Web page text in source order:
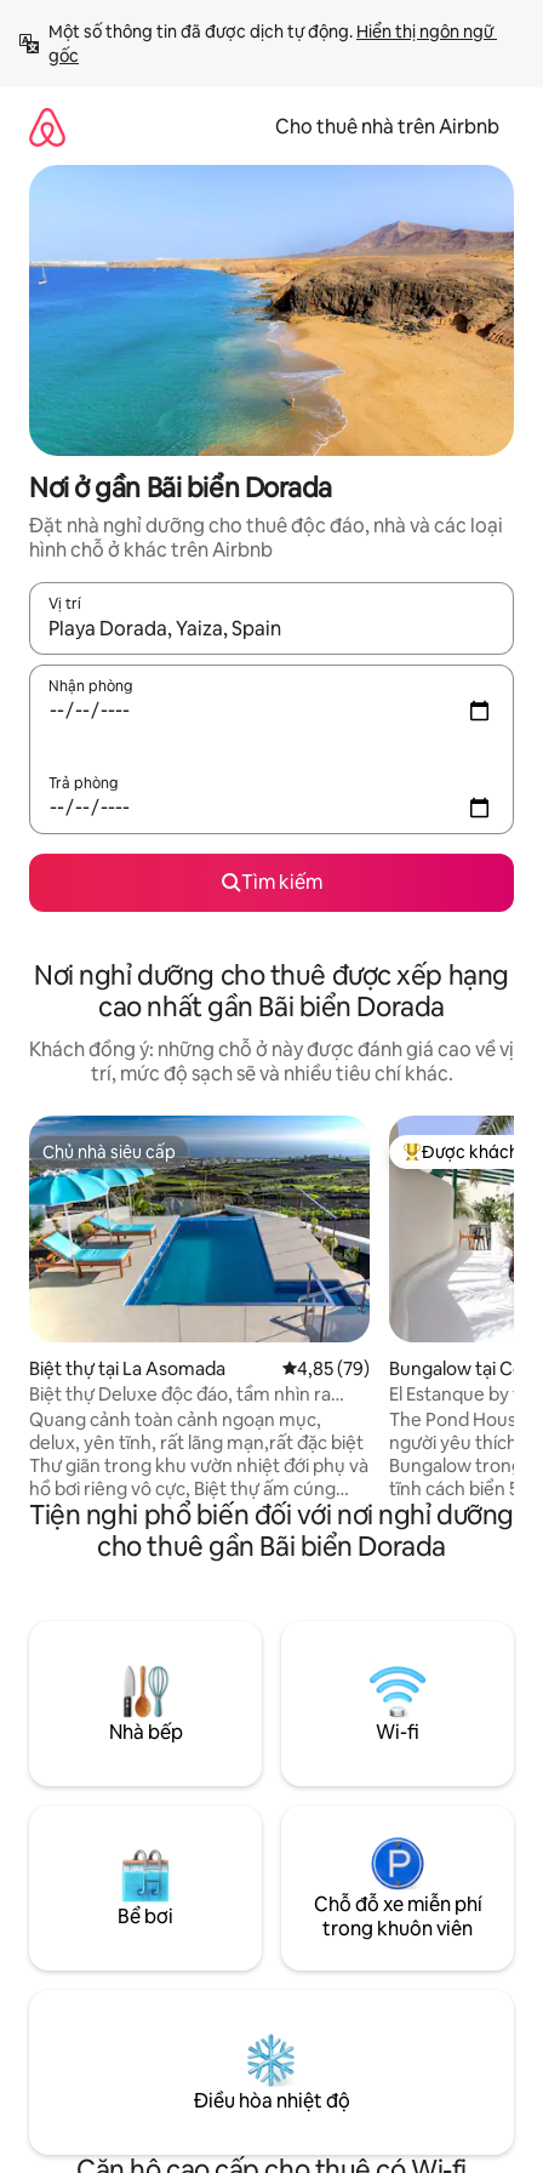
đến
Một số thông tin đã được dịch tự động. Hiển thị ngôn ngữ
gốc
Cho thuê nhà trên Airbnb
Nơi ở gần Bãi biển Dorada
Đặt nhà nghỉ dưỡng cho thuê độc đáo, nhà và các loại
hình chỗ ở khác trên Airbnb
Vị trí
Khi có kết quả, hãy điều hướng bằng phím mũi tên lên và
Nhận phòng
Trả phòng
Tìm kiếm
Nơi nghỉ dưỡng cho thuê được xếp hạng
cao nhất gần Bãi biển Dorada
Khách đồng ý: những chỗ ở này được đánh giá cao về vị
trí, mức độ sạch sẽ và nhiều tiêu chí khác.
Chủ nhà siêu cấp
Chủ nhà siêu cấp
Biệt thự tại La Asomada Xếp hạng trung bình 4,85/5, 79
4,85 (79)
Biệt thự Deluxe độc đáo, tầm nhìn ra
biển, hồ bơi nước nóng riêng
Quang cảnh toàn cảnh ngoạn mục,
delux, yên tĩnh, rất lãng mạn,rất đặc biệt
Thư giãn trong khu vườn nhiệt đới phụ và
hồ bơi riêng vô cực, Biệt thự ấm cúng
được tân trang lại hoàn toàn theo tiêu
chuẩn cao vào mùa thu năm 2018, vị trí
đắc địa trên sườn núi lửa Gaida, La
cách Canaries truyền thống này với
những bức tường đá nham thạch nguyên
bản và được trao giấy phép đặc biệt được
chứng nhận của Hội đồng du lịch CR-35-
mộc mạc truyền thống và được phép
thuê hàng ngày. Nội thất được thiết kế
bởi một nhà thiết kế nội thất nổi tiếng
(địa phương) để tăng cường không khí
cano và ngoại thất bởi một kiến trúc sư
trên 375 m2 4036 m2 sân vườn và khu
một bể bơi vô cực riêng rộng 3,00 x 5,50,
ấm vào mùa đông/mùa thu/đầu mùa
xuân với một sân thượng có mái che và
bàn cà phê và khu vườn LED có mái che,
Được khách yêu
Được khách
Bungalow tại
El Estanque by
cách, chỉ dành
The Pond House
người yêu thích
Bungalow trong
tĩnh cách biển 5
nóng riêng và
của tôi, khu vườn
khu phức hợp và
được bao quanh
mỗi phòng. Chỉ
Tiện nghi phổ biến đối với nơi nghỉ dưỡng
cho thuê gần Bãi biển Dorada
Nhà bếp Wi-fi
Bể bơi
Chỗ đỗ xe miễn phí
trong khuôn viên
Điều hòa nhiệt độ